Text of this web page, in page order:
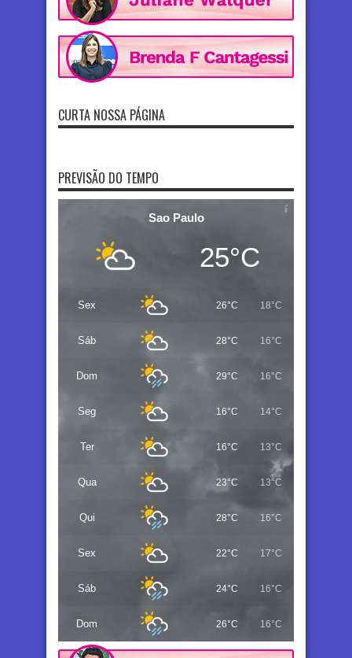
CURTA NOSSA PÁGINA
PREVISÃO DO TEMPO
Sao Paulo
25°C
Sex 26°C 18°C
Sáb 28°C 16°C
Dom 29°C 16°C
Seg 16°C 14°C
Ter 16°C 13°C
Qua 23°C 13°C
Qui 28°C 16°C
Sex 22°C 17°C
Sáb 24°C 16°C
Dom 26°C 16°C